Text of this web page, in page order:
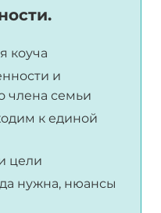
коуча
и
члена семьи
к единой
цели
нужна, нюансы